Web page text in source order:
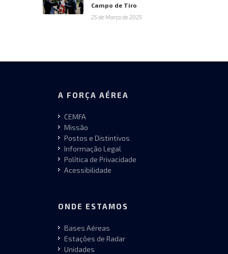
Campo de Tiro
25 de Março de 2025
A FORÇA AÉREA
CEMFA
Missão
Postos e Distintivos
Informação Legal
Política de Privacidade
Acessibilidade
ONDE ESTAMOS
Bases Aéreas
Estações de Radar
Unidades